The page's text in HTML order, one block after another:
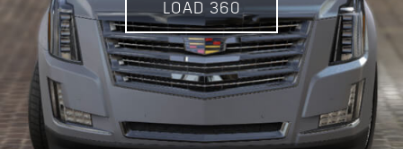
LOAD 360